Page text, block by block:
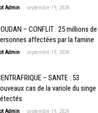
Admin - septembre 19, 2024
– CONFLIT : 25 millions de
affectées par la famine
Admin - septembre 19, 2024
– SANTE : 53
cas de la variole du singe
Admin - septembre 19, 2024